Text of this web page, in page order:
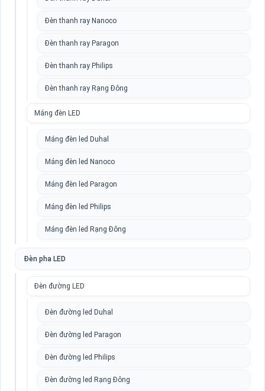
Đèn thanh ray Nanoco
Đèn thanh ray Paragon
Đèn thanh ray Philips
Đèn thanh ray Rạng Đông
Máng đèn LED
Máng đèn led Duhal
Máng đèn led Nanoco
Máng đèn led Paragon
Máng đèn led Philips
Máng đèn led Rạng Đông
Đèn pha LED
Đèn đường LED
Đèn đường led Duhal
Đèn đường led Paragon
Đèn đường led Philips
Đèn đường led Rạng Đông